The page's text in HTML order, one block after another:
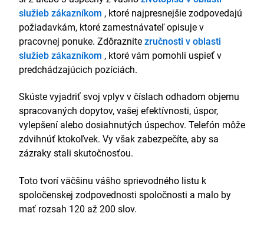
služieb zákazníkom , ktoré najpresnejšie zodpovedajú
požiadavkám, ktoré zamestnávateľ opisuje v
pracovnej ponuke. Zdôraznitezručnosti v oblasti
služieb zákazníkom , ktoré vám pomohli uspieť v
predchádzajúcich pozíciách.
Skúste vyjadriť svoj vplyv v číslach odhadom objemu
spracovaných dopytov, vašej efektívnosti, úspor,
vylepšení alebo dosiahnutých úspechov. Telefón môže
zdvihnúť ktokoľvek. Vy však zabezpečíte, aby sa
zázraky stali skutočnosťou.
Toto tvorí väčšinu vášho sprievodného listu k
spoločenskej zodpovednosti spoločnosti a malo by
mať rozsah 120 až 200 slov.